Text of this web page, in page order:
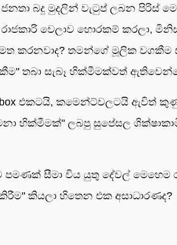
බදු මුදලින් වැටුප් ලබන පිරිස්
වෙලාව හොරකම් කරලා,
කරනවාද? තමන්ගේ මූලික වගකීම
තබා සැබෑ හික්මීමක්වත්
එකටයි, කමෙන්ට්වලටයි ඇවිත්
හික්මීමක්" ලබපු සුපේසල
පමණක් සීමා විය යුතු දේවල්
කියලා හිතෙන එක අසාධාරණද?